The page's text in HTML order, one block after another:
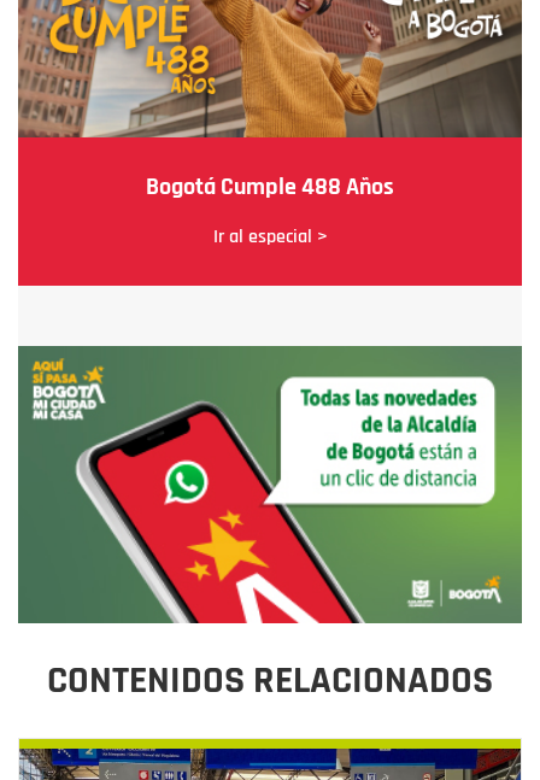
Bogotá Cumple 488 Años
Ir al especial >
CONTENIDOS RELACIONADOS